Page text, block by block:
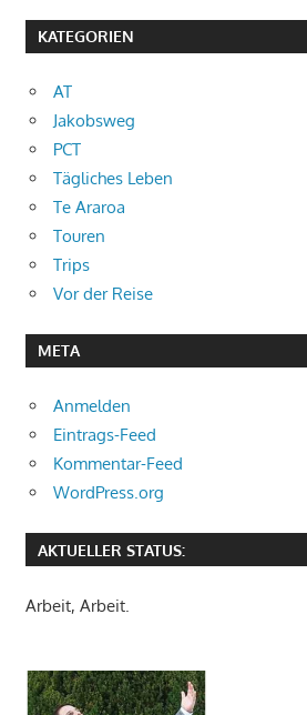
KATEGORIEN
AT
Jakobsweg
PCT
Tägliches Leben
Te Araroa
Touren
Trips
Vor der Reise
META
Anmelden
Eintrags-Feed
Kommentar-Feed
WordPress.org
AKTUELLER STATUS:
Arbeit, Arbeit.